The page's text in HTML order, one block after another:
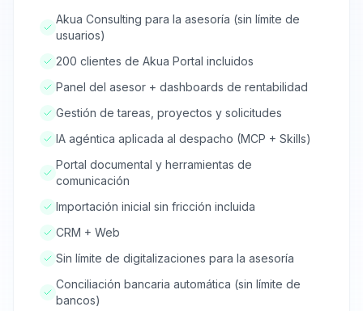
Akua Consulting para la asesoría (sin límite de
usuarios)
200 clientes de Akua Portal incluidos
Panel del asesor + dashboards de rentabilidad
Gestión de tareas, proyectos y solicitudes
IA agéntica aplicada al despacho (MCP + Skills)
Portal documental y herramientas de
comunicación
Importación inicial sin fricción incluida
CRM + Web
Sin límite de digitalizaciones para la asesoría
Conciliación bancaria automática (sin límite de
bancos)